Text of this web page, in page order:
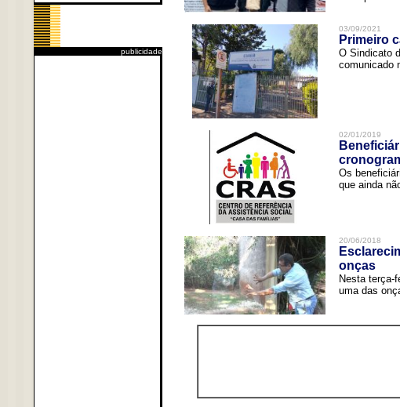
publicidade
03/09/2021
Primeiro
O Sindicato
comunicado
02/01/2019
Os
que ainda
20/06/2018
onças
Nesta terça-
uma das